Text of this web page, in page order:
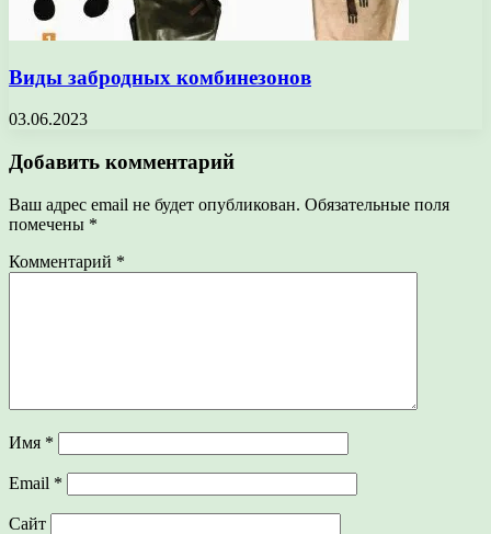
Виды забродных комбинезонов
03.06.2023
Добавить комментарий
Ваш адрес email не будет опубликован. Обязательные поля
помечены *
Комментарий *
Имя *
Email *
Сайт